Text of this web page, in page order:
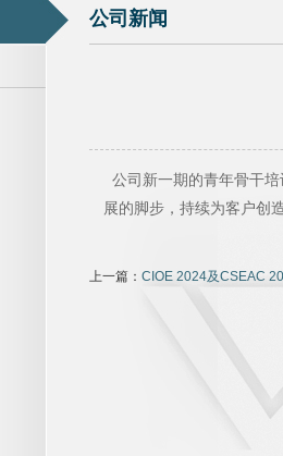
公司新闻
公司新一期的青年骨干
展的脚步，持续为客户创
上一篇： CIOE 2024及CSEAC